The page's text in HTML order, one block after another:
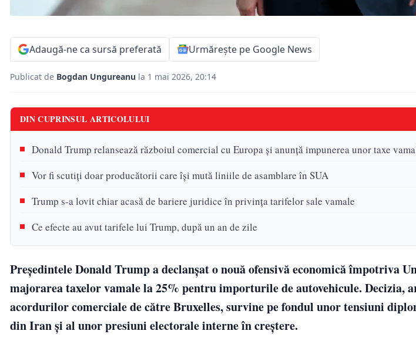
Adaugă-ne ca sursă preferată Urmărește pe Google News
Publicat de Bogdan Ungureanu la 1 mai 2026, 20:14
DIN CUPRINSUL ARTICOLULUI
Donald Trump relansează războiul comercial cu Europa și anunță impunerea unor taxe
Vor fi scutiți doar producătorii care își mută liniile de asamblare în SUA
Trump s-a lovit chiar acasă de bariere juridice în privința tarifelor sale vamale
Ce efecte au avut tarifele lui Trump, după un an de zile
Președintele Donald Trump a declanșat o nouă ofensivă economică împotriva
majorarea taxelor vamale la 25% pentru importurile de autovehicule. Decizia,
acordurilor comerciale de către Bruxelles, survine pe fondul unor tensiuni
din Iran și al unor presiuni electorale interne în creștere.